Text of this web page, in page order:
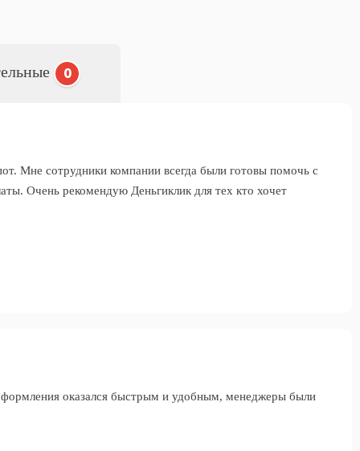
0
Мне сотрудники компании всегда были готовы помочь с
Очень рекомендую Деньгиклик для тех кто хочет
оказался быстрым и удобным, менеджеры были